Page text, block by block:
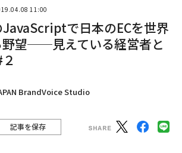
11:00
で日本のECを世界
野望──見えている経営者と
BrandVoice Studio
記事を保存